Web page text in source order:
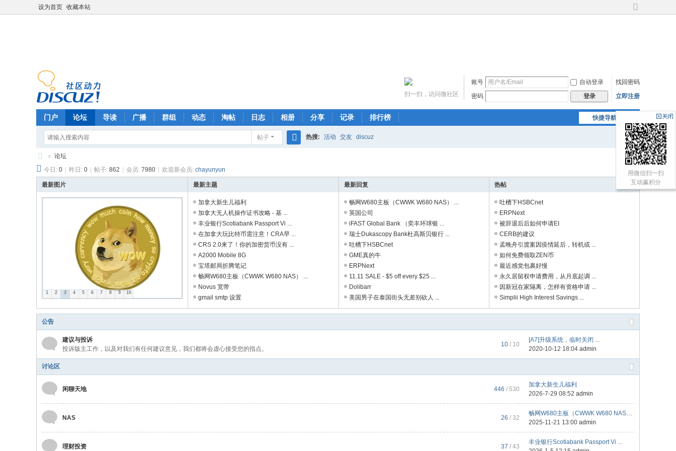
设为首页 收藏本站
切
账号 自动登录
找回密码
密码
登录 立即注册
扫一扫，访问微社区
快捷导航
门户 论坛 导读 广播 群组 动态 淘帖 日志 相册 分享 记录 排行榜
帖子 热搜: 活动 交友 discuz
F
oo
ls
» 论坛
今日: 0 昨日: 0 帖子: 862 会员: 7980 欢迎新会员: chayunyun 最新回复
最新图片
1 2 3 4 5 6 7 8 9 10
最新主题
加拿大新生儿福利
加拿大无人机操作证书攻略 - 基 ...
丰业银行Scotiabank Passport Vi ...
在加拿大玩比特币需注意！CRA早 ...
CRS 2.0来了！你的加密货币没有 ...
A2000 Mobile 8G
宝塔邮局折腾笔记
畅网W680主板（CWWK W680 NAS） ...
Novus 宽带
gmail smtp 设置
最新回复
畅网W680主板（CWWK W680 NAS） ...
英国公司
iFAST Global Bank （奕丰环球银 ...
瑞士Dukascopy Bank杜高斯贝银行 ...
吐槽下HSBCnet
GME真的牛
ERPNext
11.11 SALE - $5 off every $25 ...
Dolibarr
美国男子在泰国街头无差别砍人 ...
热帖
吐槽下HSBCnet
ERPNext
被辞退后后如何申请EI
CERB的建议
孟晚舟引渡案因疫情延后，转机或 ...
如何免费领取ZEN币
最近感觉包裹好慢
永久居留权申请费用，从月底起调 ...
因新冠在家隔离，怎样有资格申请 ...
Simplii High Interest Savings ...
公告
建议与投诉
投诉版主工作，以及对我们有任何建议意见，我们都将会虚心接受您的指点。
10 / 10
[A7]升级系统，临时关闭 ...
2020-10-12 18:04 admin
讨论区
闲聊天地 446 / 530
加拿大新生儿福利
2026-7-29 08:52 admin
NAS 26 / 32
畅网W680主板（CWWK W680 NAS） ...
2025-11-21 13:00 admin
理财投资 37 / 43
丰业银行Scotiabank Passport Vi ...
用微信扫一扫
互动赢积分